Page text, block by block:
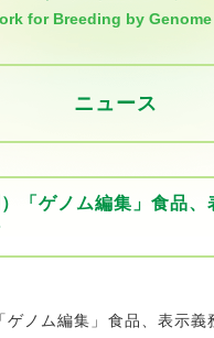
for Breeding by
ニュース
）「ゲノム編集」食品
ゲノム編集」食品、表示